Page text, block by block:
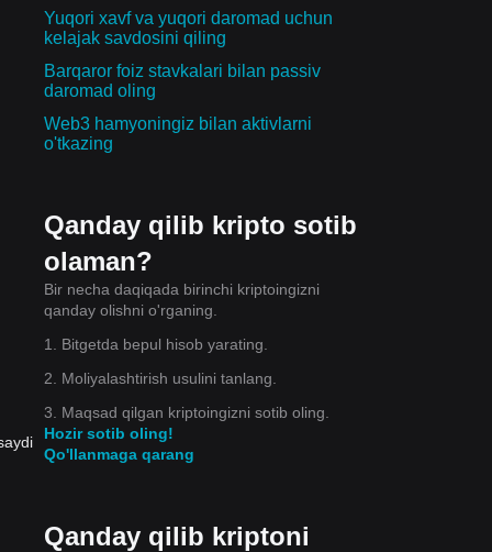
Yuqori xavf va yuqori daromad uchun
kelajak savdosini qiling
Barqaror foiz stavkalari bilan passiv
daromad oling
Web3 hamyoningiz bilan aktivlarni
o'tkazing
Qanday qilib kripto sotib
olaman?
Bir necha daqiqada birinchi kriptoingizni
qanday olishni o'rganing.
1. Bitgetda bepul hisob yarating.
2. Moliyalashtirish usulini tanlang.
3. Maqsad qilgan kriptoingizni sotib oling.
Hozir sotib oling!
Qo'llanmaga qarang
Qanday qilib kriptoni